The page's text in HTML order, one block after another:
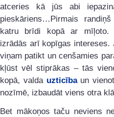
atceries kā jūs abi
pieskāriens…Pirmais
katru brīdi kopā ar mīļoto.
izrādās arī kopīgas
viņam patikt un cenšamies
kļūst vēl stiprākas – tās
kopā, valda uzticībaun
nozīmē, izbaudāt viens otra
Bet mākoņos taču neviens